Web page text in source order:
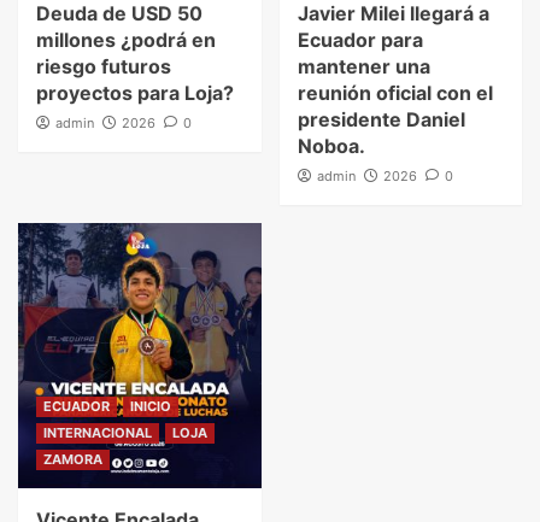
Deuda de USD 50
millones ¿podrá en
riesgo futuros
proyectos para Loja?
admin 2026 0
Javier Milei llegará a
Ecuador para
mantener una
reunión oficial con el
presidente Daniel
Noboa.
admin 2026 0
ECUADOR
INICIO
INTERNACIONAL
LOJA
ZAMORA